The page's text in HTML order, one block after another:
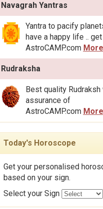
Navagrah Yantras
Yantra to pacify
have a happy life ..
AstroCAMP.com More
Rudraksha
Best quality Rudraksh
assurance of
AstroCAMP.com More
Today's Horoscope
Get your personalised
based on your sign.
Select your Sign